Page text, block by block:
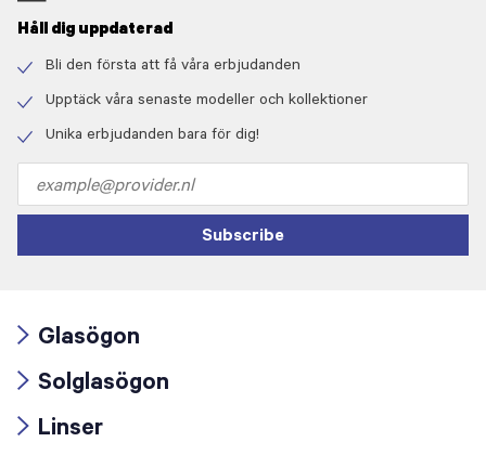
Håll dig uppdaterad
icon
Bli den första att få våra erbjudanden
icon
Upptäck våra senaste modeller och kollektioner
Unika erbjudanden bara för dig!
address
Subscribe
icon
Glasögon
icon
Solglasögon
Linser